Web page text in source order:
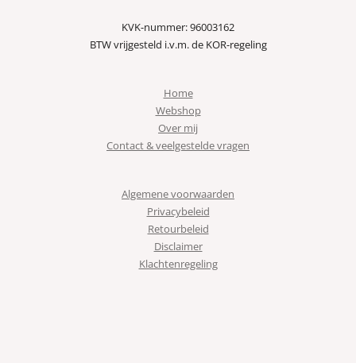
KVK-nummer: 96003162
BTW vrijgesteld i.v.m. de KOR-regeling
Home
Webshop
Over mij
Contact & veelgestelde vragen
Algemene voorwaarden
Privacybeleid
Retourbeleid
Disclaimer
Klachtenregeling